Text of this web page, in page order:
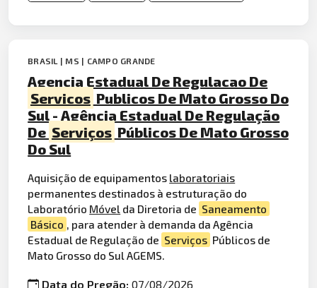
BRASIL | MS | CAMPO GRANDE
Agencia Estadual De Regulacao De
Servicos Publicos De Mato Grosso Do
Sul - Agência Estadual De Regulação
De Serviços Públicos De Mato Grosso
Do Sul
Aquisição de equipamentos laboratoriais
permanentes destinados à estruturação do
Laboratório Móvel da Diretoria de Saneamento
Básico , para atender à demanda da Agência
Estadual de Regulação de Serviços Públicos de
Mato Grosso do Sul AGEMS.
Data do Pregão:07/08/2026